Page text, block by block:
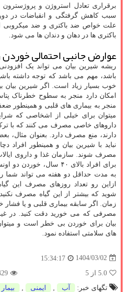
برقراری تعادل استروژن و
سبب کاهش گرفتگی و انقباضات در
علت خواص ضد باکتری و ضد میکروبی
باکتری ها در دهان و دندان ها می شود.
عوارض جانبی احتمالی
ریشه شیرین بیان می تواند یک
باشد، مهم می باشد که توجه داشته
خوب بسیار زیاد است. اگر شیرین
امکان دارد منجر به سطوح خطرناک
منجر به بیماری های قلبی و همینطور
میتوان برای خیلی از اشخاصی که
داروهای خاصی مصرف می کنند که با
دارند، منع مصرف دارد. بعنوان مثال،
نباید با شیرین بیان و همینطور افراد
مصرف شوند. سازمان غذا و داروی
برای افراد بالای ۴۰ سال،
به مدت حداقل دو هفته می تواند شما
ازاین رو تعداد روزهای مصرف این
شوید که بیشتر از این گیاه مصرف
زمان. اگر سابقه بیماری قلبی و یا فشار
مصرفی که می خورید دقت کنید. در
بیان برای خوردن بی خطر است و
های سلامتی استفاده نمود.
1404/03/02
15:34:17
5.0 از 5
تگهای خبر:
آب ایمنی بیمار